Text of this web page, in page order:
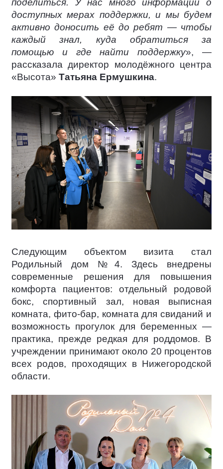
поделиться. У нас много информации о
доступных мерах поддержки, и мы будем
активно доносить её до ребят — чтобы
каждый знал, куда обратиться за
помощью и где найти поддержку», —
рассказала директор молодёжного центра
«Высота» Татьяна Ермушкина.
Следующим объектом визита стал
Родильный дом №4. Здесь внедрены
современные решения для повышения
комфорта пациентов: отдельный родовой
бокс, спортивный зал, новая выписная
комната, фито-бар, комната для свиданий и
возможность прогулок для беременных —
практика, прежде редкая для роддомов. В
учреждении принимают около 20 процентов
всех родов, проходящих в Нижегородской
области.